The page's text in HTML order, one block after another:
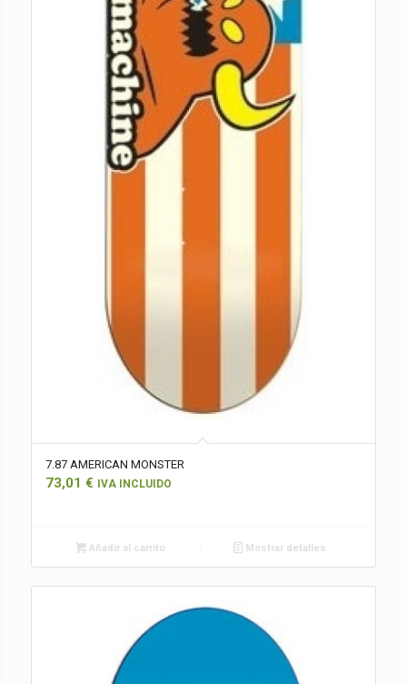
7.87 AMERICAN MONSTER
73,01 € IVA INCLUIDO
Añadir al carrito Mostrar detalles